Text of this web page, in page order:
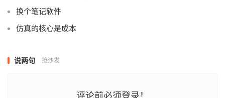
换个笔记软件
仿真的核心是成本
说两句 抢沙发
评论前必须登录！